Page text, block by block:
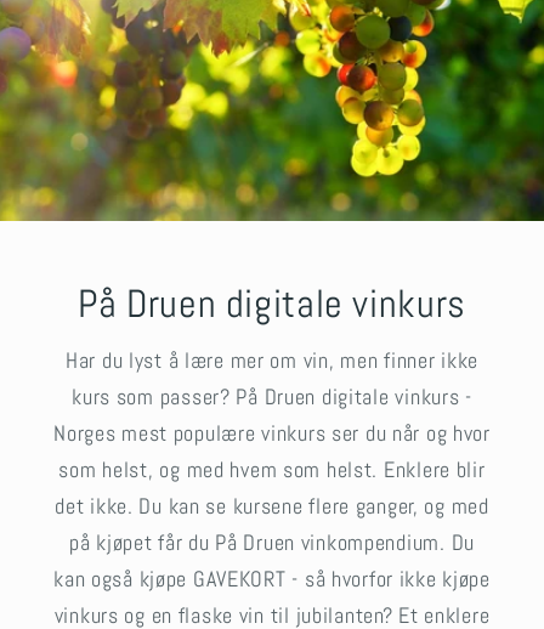
På Druen digitale vinkurs
Har du lyst å lære mer om vin, men finner ikke
kurs som passer? På Druen digitale vinkurs -
Norges mest populære vinkurs ser du når og hvor
som helst, og med hvem som helst. Enklere blir
det ikke. Du kan se kursene flere ganger, og med
på kjøpet får du På Druen vinkompendium. Du
kan også kjøpe GAVEKORT - så hvorfor ikke kjøpe
vinkurs og en flaske vin til jubilanten? Et enklere